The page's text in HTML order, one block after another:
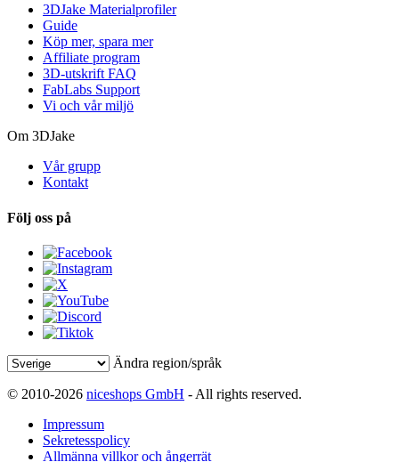
3DJake Materialprofiler
Guide
Köp mer, spara mer
Affiliate program
3D-utskrift FAQ
FabLabs Support
Vi och vår miljö
Om 3DJake
Vår grupp
Kontakt
Följ oss på
Ändra region/språk
© 2010-2026 niceshops GmbH - All rights reserved.
Impressum
Sekretesspolicy
Allmänna villkor och ångerrät